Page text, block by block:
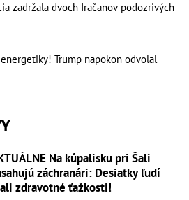
zadržala dvoch Iračanov podozrivých
Trump napokon odvolal
Na kúpalisku pri Šali
záchranári: Desiatky ľudí
zdravotné ťažkosti!